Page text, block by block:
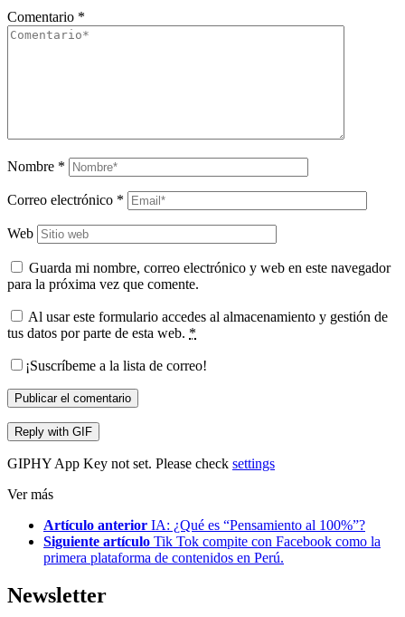
Comentario *
Nombre *
Correo electrónico *
Web
Guarda mi nombre, correo electrónico y web en este navegador
para la próxima vez que comente.
Al usar este formulario accedes al almacenamiento y gestión de
tus datos por parte de esta web. *
¡Suscríbeme a la lista de correo!
Publicar el comentario
Reply with GIF
GIPHY App Key not set. Please check settings
Ver más
Artículo anterior IA: ¿Qué es “Pensamiento al 100%”?
Siguiente artículo Tik Tok compite con Facebook como la
primera plataforma de contenidos en Perú.
Newsletter